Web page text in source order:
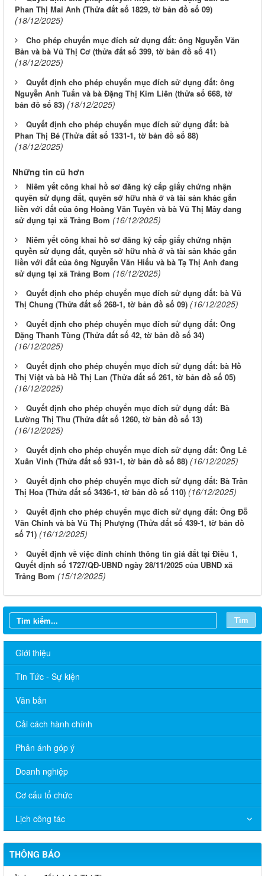
Phan Thị Mai Anh (Thửa đất số 1829, tờ bản đồ số 09)
(18/12/2025)
Cho phép chuyển mục đích sử dụng đất: ông Nguyễn Văn
Bản và bà Vũ Thị Cơ (thửa đất số 399, tờ bản đồ số 41)
(18/12/2025)
Quyết định cho phép chuyển mục đích sử dụng đất: ông
Nguyễn Anh Tuấn và bà Đặng Thị Kim Liên (thửa số 668, tờ
bản đồ số 83) (18/12/2025)
Quyết định cho phép chuyển mục đích sử dụng đất: bà
Phan Thị Bé (Thửa đất số 1331-1, tờ bản đồ số 88)
(18/12/2025)
Những tin cũ hơn
Niêm yết công khai hồ sơ đăng ký cấp giấy chứng nhận
quyền sử dụng đất, quyền sở hữu nhà ở và tài sản khác gắn
liền với đất của ông Hoàng Văn Tuyên và bà Vũ Thị Mây đang
sử dụng tại xã Trảng Bom (16/12/2025)
Niêm yết công khai hồ sơ đăng ký cấp giấy chứng nhận
quyền sử dụng đất, quyền sở hữu nhà ở và tài sản khác gắn
liền với đất của ông Nguyễn Văn Hiếu và bà Tạ Thị Anh đang
sử dụng tại xã Trảng Bom (16/12/2025)
Quyết định cho phép chuyển mục đích sử dụng đất: bà Vũ
Thị Chung (Thửa đất số 268-1, tờ bản đồ số 09) (16/12/2025)
Quyết định cho phép chuyển mục đích sử dụng đất: Ông
Đặng Thanh Tùng (Thửa đất số 42, tờ bản đồ số 34)
(16/12/2025)
Quyết định cho phép chuyển mục đích sử dụng đất: bà Hồ
Thị Việt và bà Hồ Thị Lan (Thửa đất số 261, tờ bản đồ số 05)
(16/12/2025)
Quyết định cho phép chuyển mục đích sử dụng đất: Bà
Lường Thị Thu (Thửa đất số 1260, tờ bản đồ số 13)
(16/12/2025)
Quyết định cho phép chuyển mục đích sử dụng đất: Ông Lê
Xuân Vinh (Thửa đất số 931-1, tờ bản đồ số 88) (16/12/2025)
Quyết định cho phép chuyển mục đích sử dụng đất: Bà Trần
Thị Hoa (Thửa đất số 3436-1, tờ bản đồ số 110) (16/12/2025)
Quyết định cho phép chuyển mục đích sử dụng đất: Ông Đỗ
Văn Chính và bà Vũ Thị Phượng (Thửa đất số 439-1, tờ bản đồ
số 71) (16/12/2025)
Quyết định về việc đính chính thông tin giá đất tại Điều 1,
Quyết định số 1727/QĐ-UBND ngày 28/11/2025 của UBND xã
Trảng Bom (15/12/2025)
Tìm
Giới thiệu
Tin Tức - Sự kiện
Văn bản
Cải cách hành chính
Phản ánh góp ý
Doanh nghiệp
Cơ cấu tổ chức
Lịch công tác
THÔNG BÁO
Thông báo lịch tắt sóng 2G của Viettel trên địa bàn phường
Trảng Bom
Cấp giấy phép xây dựng 132 cho Ông Đào Văn Dũng, CCCD:
036 067 012 608.
Quyết định 651/QĐ-UBND về việc cho phép chuyển mục đích